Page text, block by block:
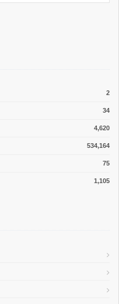
약관에 따라 교회가 제공
를 말합니다.
용신청을 승낙하며, 이용자
. 약관변경 시에도 이와 동일
을 경우 이용자 등록 취소가
이용약관 동의 후 이용신
로써 성립합니다.
이용하고자 하는 자는 교
양식에서 요구하는 사항을
는 모든 이용자정보는 실제
나 실제정보를 입력하지
우려가 있는 민감한 개인
, 출신지 및 본적지, 정치적
청 등등을 위해 아래와 같은
, 로그인ID , 비밀번호 ,
, 결제기록
원가입)
2
34
4,620
534,164
75
1,105